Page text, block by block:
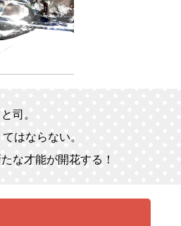
司。
はならない。
な才能が開花する！